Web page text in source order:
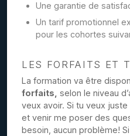
Une garantie de
Un tarif promotionnel
pour les cohortes
LES FORFAITS ET
La formation va être
forfaits, selon le niveau
veux avoir. Si tu veux
et venir me poser des
besoin, aucun problème!